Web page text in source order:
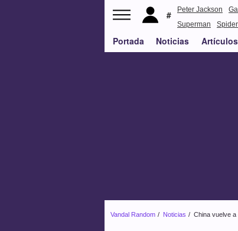
Peter Jackson
Superman
Portada Noticias Artículos
Vandal Random Noticias China vuelve